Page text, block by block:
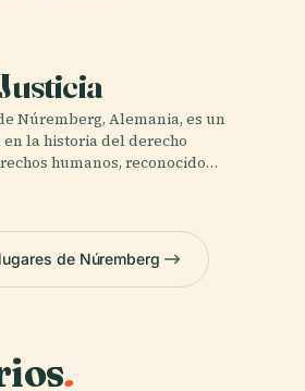
Núremberg, Alemania, es un
la historia del derecho
humanos, reconocido…
de Núremberg
.